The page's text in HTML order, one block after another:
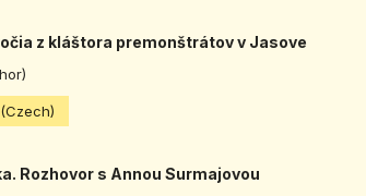
z kláštora premonštrátov v Jasove
Rozhovor s Annou Surmajovou